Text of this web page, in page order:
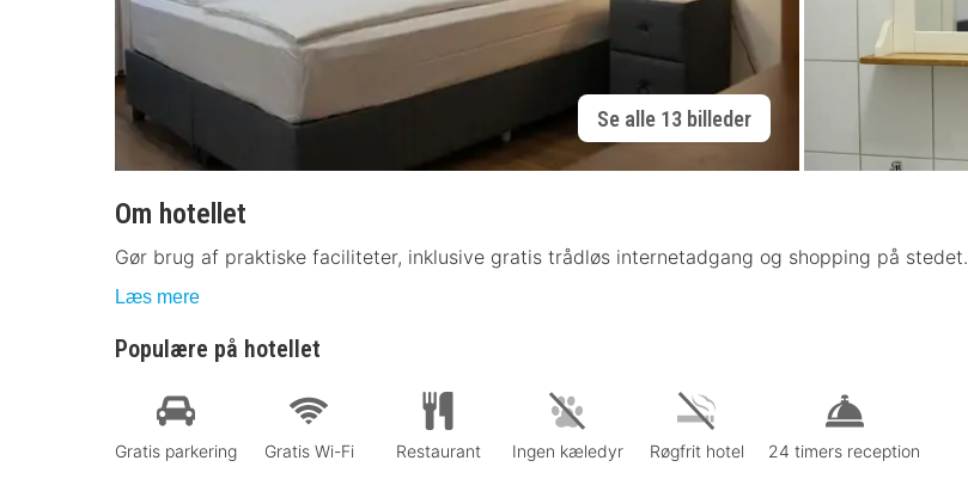
Se alle 13 billeder
Om hotellet
Gør brug af praktiske faciliteter, inklusive gratis trådløs internetadgang og shopping på stedet.
Læs mere
Populære på hotellet
Gratis parkering Gratis Wi-Fi Restaurant Ingen kæledyr Røgfrit hotel 24 timers reception